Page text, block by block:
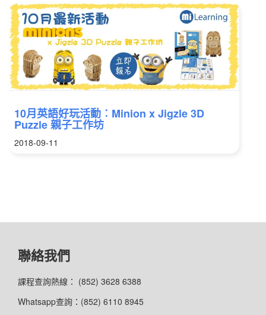
10月英語好玩活動︰Minion x Jigzle 3D
Puzzle 親子工作坊
2018-09-11
聯絡我們
課程查詢熱線： (852) 3628 6388
Whatsapp查詢：(852) 6110 8945